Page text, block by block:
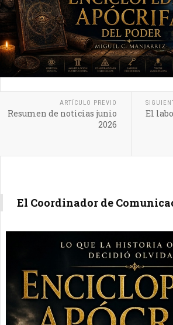
ARTÍCULO PREVIO
Resumen de noticias junio
2026
El
El Coordinador de